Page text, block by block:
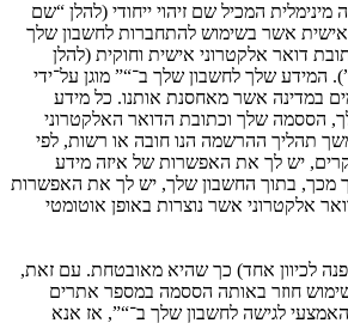
המכיל שם זיהוי ייחודי (להלן “שם
אשר בשימוש להתחברות לחשבון שלך
דואר אלקטרוני אישית וחוקית (להלן
המידע שלך לחשבון שלך ב־“” מוגן על־ידי
במדינה אשר מאחסנת אותנו. כל מידע
שלך וכתובת הדואר האלקטרוני
תהליך ההרשמה הנו חובה או רשות, לפי
יש לך את האפשרות של איזה מידע
מכך, בתוך החשבון שלך, יש לך את האפשרות
אלקטרוני אשר נוצרות באופן אוטומטי
לכיוון אחד) כך שהיא מאובטחת. עם זאת,
חוזר באותה הססמה במספר אתרים
לגישה לחשבון שלך ב־“”, אז אנא